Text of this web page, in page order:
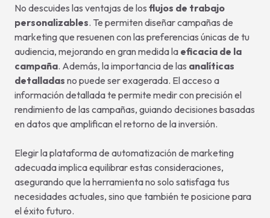
No descuides las ventajas de los flujos de trabajo
personalizables. Te permiten diseñar campañas de
marketing que resuenen con las preferencias únicas de tu
audiencia, mejorando en gran medida la eficacia de la
campaña. Además, la importancia de las analíticas
detalladas no puede ser exagerada. El acceso a
información detallada te permite medir con precisión el
rendimiento de las campañas, guiando decisiones basadas
en datos que amplifican el retorno de la inversión.
Elegir la plataforma de automatización de marketing
adecuada implica equilibrar estas consideraciones,
asegurando que la herramienta no solo satisfaga tus
necesidades actuales, sino que también te posicione para
el éxito futuro.